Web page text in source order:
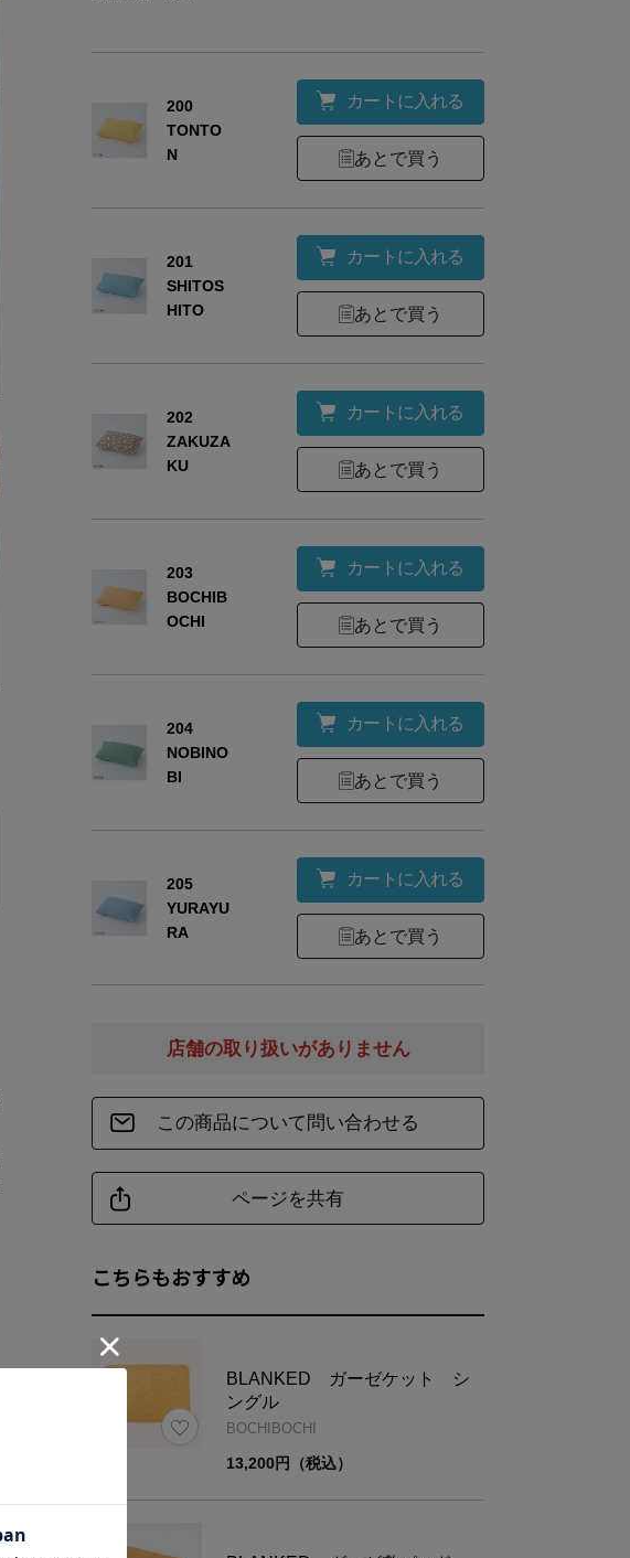
商品詳細
商品サイズ
サイズ 幅
200
TONTO
N
カートに入れる
あとで買う
201
SHITOS
HITO
カートに入れる
あとで買う
202
ZAKUZA
KU
カートに入れる
あとで買う
203
BOCHIB
OCHI
カートに入れる
あとで買う
204
NOBINO
BI
カートに入れる
あとで買う
205
YURAYU
RA
カートに入れる
あとで買う
こちらもおすすめ
BLANKED ガーゼケット シ
ングル
BOCHIBOCHI
13,200円（税込）
この商品について問い合わせる
ページを共有
店舗の取り扱いがありません